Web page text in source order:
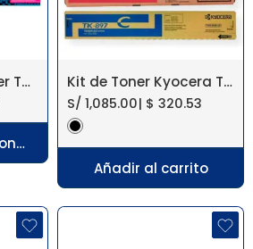
Kit De Toner Brother TN213【 HL-L3210CW 】
Seleccionar opciones
Kit de Toner Kyocera TK-897 Taskalfa 205C, 255C
S/ 1,085.00| $ 320.53
Añadir al carrito